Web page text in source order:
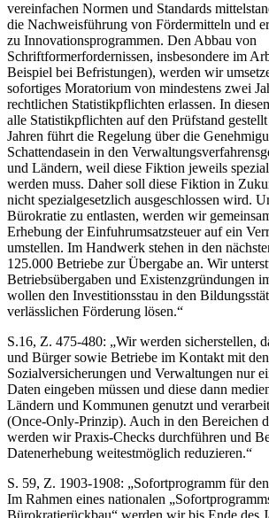
vereinfachen Normen und Standards
die Nachweisführung von Fördermitteln und
zu Innovationsprogrammen. Den Abbau von
Schriftformerfordernissen, insbesondere im
Beispiel bei Befristungen), werden wir
sofortiges Moratorium von mindestens zwei
rechtlichen Statistikpflichten erlassen. In
alle Statistikpflichten auf den Prüfstand
Jahren führt die Regelung über die
Schattendasein in den
und Ländern, weil diese Fiktion jeweils
werden muss. Daher soll diese Fiktion in
nicht spezialgesetzlich ausgeschlossen wird.
Bürokratie zu entlasten, werden wir
Erhebung der Einfuhrumsatzsteuer auf ein
umstellen. Im Handwerk stehen in den
125.000 Betriebe zur Übergabe an. Wir
Betriebsübergaben und Existenzgründungen
wollen den Investitionsstau in den
verlässlichen Förderung lösen.“
S.16, Z. 475-480: „Wir werden sicherstellen,
und Bürger sowie Betriebe im Kontakt mit den
Sozialversicherungen und Verwaltungen nur
Daten eingeben müssen und diese dann
Ländern und Kommunen genutzt und
(Once-Only-Prinzip). Auch in den Bereichen
werden wir Praxis-Checks durchführen und
Datenerhebung weitestmöglich reduzieren.“
S. 59, Z. 1903-1908: „Sofortprogramm für
Im Rahmen eines nationalen
Bürokratierückbau“ werden wir bis Ende des